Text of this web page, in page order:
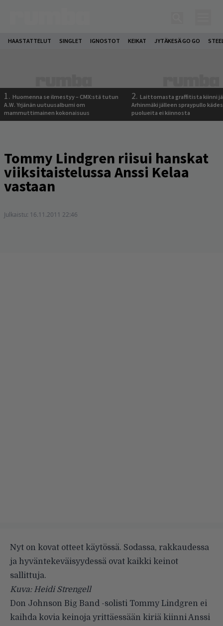
HAASTATTELUT SINGLET IGNOSTOT KEIKAT JYTÄKESÄ GO GO
1. Huomenna se ilmestyy – CMX:stä tutun
A.W. Yrjänän uutuusalbumi om
mammuttimainen kokonaisuus
2. Laittomasta graffitista kiinni
Arhinmäki jälleen spraypullo
puolueita ei kiinnosta
Tommy Lindgren riisui hanskat
viiksitaistelussa Anssi Kelaa
vastaan
Julkaistu: 16.11.2011 22:46
Nyt on kovat otteet käytössä. Sodassa, rakkaudessa
ja hyväntekeväisyydessä ovat kaikki keinot
sallittuja.
Kuva: Heidi Strengell
Don Johnson Big Band -solisti Tommy Lindgren ei
kaihda kovia keinoja yrittäessään kiriä kiinni Anssi